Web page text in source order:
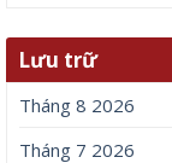
Lưu trữ
Tháng 8 2026
Tháng 7 2026